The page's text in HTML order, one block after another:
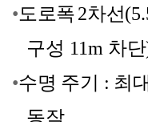
•도로폭2차선
구성 11m 차
•수명 주기 : 최대
동작